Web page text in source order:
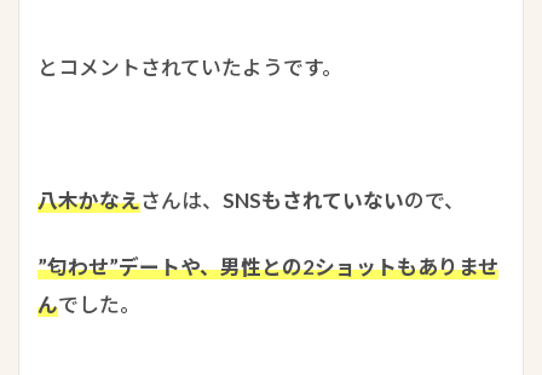
とコメントされていたようです。
八木かなえさんは、 SNSもされていないので、
”匂わせ”デートや、男性との2ショットもありませ
んでした。